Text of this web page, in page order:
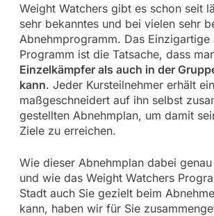
Weight Watchers gibt es schon seit
sehr bekanntes und bei vielen sehr
Abnehmprogramm. Das Einzigartige
Programm ist die Tatsache, dass
Einzelkämpfer als auch in der
kann. Jeder Kursteilnehmer erhält
maßgeschneidert auf ihn selbst
gestellten Abnehmplan, um damit
Ziele zu erreichen.
Wie dieser Abnehmplan dabei
und wie das Weight Watchers
Stadt auch Sie gezielt beim
kann, haben wir für Sie